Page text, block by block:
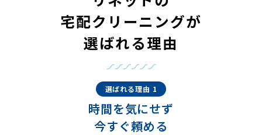
宅配クリーニングが
選ばれる理由
選ばれる理由 1
時間を気にせず
今すぐ頼める